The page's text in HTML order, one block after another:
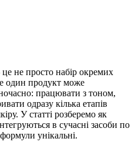
не просто набір окремих
один продукт може
працювати з тоном,
одразу кілька етапів
У статті розберемо як
в сучасні засоби по
унікальні.